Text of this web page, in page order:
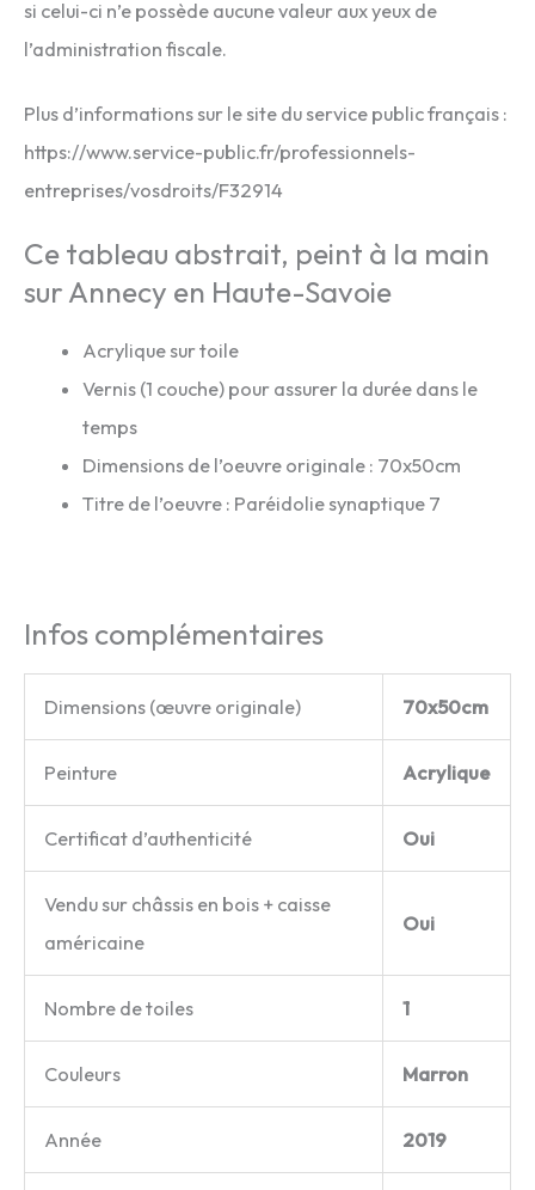
si celui-ci n’e possède aucune valeur aux yeux de
l’administration fiscale.
Plus d’informations sur le site du service public français :
https://www.service-public.fr/professionnels-
entreprises/vosdroits/F32914
Ce tableau abstrait, peint à la main
sur Annecy en Haute-Savoie
Acrylique sur toile
Vernis (1 couche) pour assurer la durée dans le
temps
Dimensions de l’oeuvre originale : 70x50cm
Titre de l’oeuvre : Paréidolie synaptique 7
Infos complémentaires
Dimensions (œuvre originale) 70x50cm
Peinture Acrylique
Certificat d’authenticité Oui
Vendu sur châssis en bois + caisse
américaine
Oui
Nombre de toiles 1
Couleurs Marron
Année 2019